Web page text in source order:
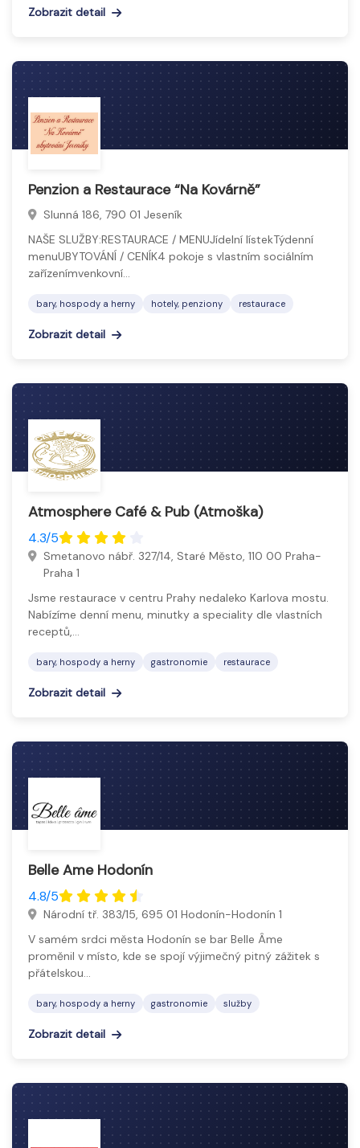
Zobrazit detail
Penzion a Restaurace “Na Kovárně”
Slunná 186, 790 01 Jeseník
NAŠE SLUŽBY:RESTAURACE / MENUJídelní lístekTýdenní
menuUBYTOVÁNÍ / CENÍK4 pokoje s vlastním sociálním
zařízenímvenkovní…
bary, hospody a herny hotely, penziony restaurace
Zobrazit detail
Atmosphere Café & Pub (Atmoška)
4.3/5
Smetanovo nábř. 327/14, Staré Město, 110 00 Praha-
Praha 1
Jsme restaurace v centru Prahy nedaleko Karlova mostu.
Nabízíme denní menu, minutky a speciality dle vlastních
receptů,…
bary, hospody a herny gastronomie restaurace
Zobrazit detail
Belle Ame Hodonín
4.8/5
Národní tř. 383/15, 695 01 Hodonín-Hodonín 1
V samém srdci města Hodonín se bar Belle Âme
proměnil v místo, kde se spojí výjimečný pitný zážitek s
přátelskou…
bary, hospody a herny gastronomie služby
Zobrazit detail